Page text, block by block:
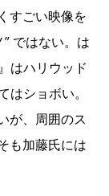
すごい映像を
ではない。は
はハリウッド
ショボい。
が、周囲のス
も加藤氏には